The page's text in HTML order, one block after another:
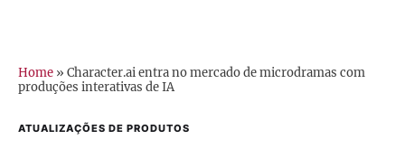
Home » Character.ai entra no mercado de microdramas com
produções interativas de IA
ATUALIZAÇÕES DE PRODUTOS